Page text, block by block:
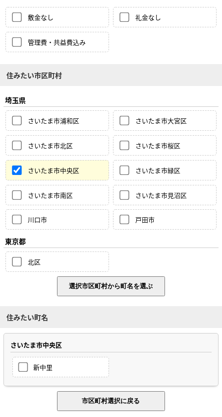
敷金なし 礼金なし
管理費・共益費込み
住みたい市区町村
埼玉県
さいたま市浦和区 さいたま市大宮区
さいたま市北区 さいたま市桜区
さいたま市中央区 さいたま市緑区
さいたま市南区 さいたま市見沼区
川口市 戸田市
東京都
北区
住みたい町名
さいたま市中央区
新中里